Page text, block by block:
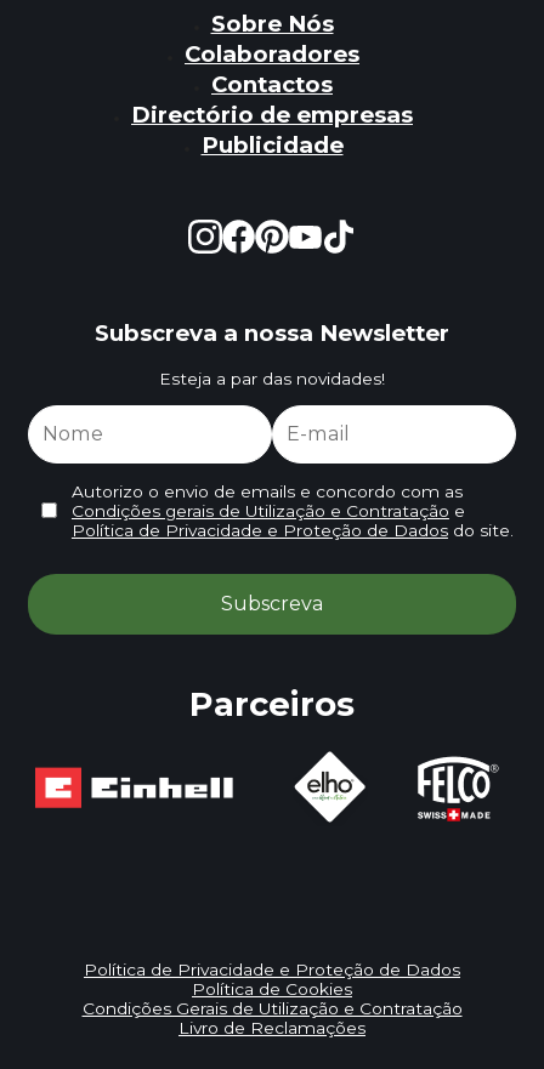
Sobre Nós
Colaboradores
Contactos
Directório de empresas
Publicidade
Subscreva a nossa Newsletter
Esteja a par das novidades!
Autorizo o envio de emails e concordo com as
Condições gerais de Utilização e Contratação e
Política de Privacidade e Proteção de Dadosdo site.
Parceiros
Política de Privacidade e Proteção de Dados
Política de Cookies
Condições Gerais de Utilização e Contratação
Livro de Reclamações